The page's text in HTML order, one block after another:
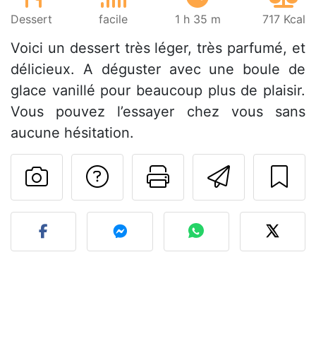
Dessert facile 1 h 35 m 717 Kcal
Voici un dessert très léger, très parfumé, et
délicieux. A déguster avec une boule de
glace vanillé pour beaucoup plus de plaisir.
Vous pouvez l’essayer chez vous sans
aucune hésitation.
Imprimer
Poser une
Publier votre photo de